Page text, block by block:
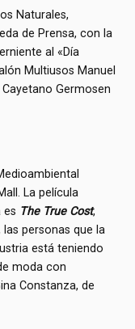
Naturales,
de Prensa, con la
al «Día
Multiusos Manuel
Germosen
La película
es The True Cost,
personas que la
está teniendo
moda con
Constanza, de